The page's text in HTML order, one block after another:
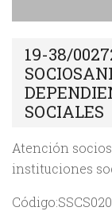
19-38/
SOCIALES
Atención
instituciones